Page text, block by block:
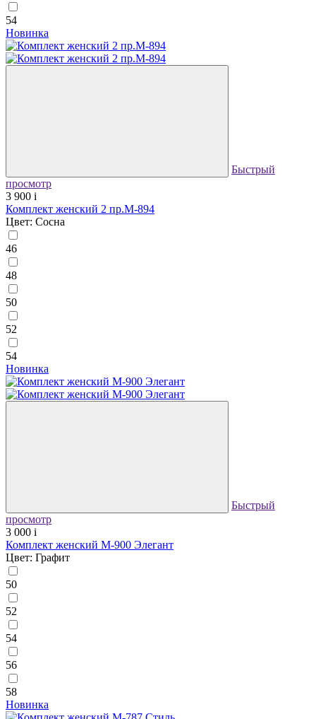
54
Новинка
Быстрый
просмотр
3 900 i
Комплект женский 2 пр.М-894
Цвет: Сосна
46
48
50
52
54
Новинка
Быстрый
просмотр
3 000 i
Комплект женский М-900 Элегант
Цвет: Графит
50
52
54
56
58
Новинка